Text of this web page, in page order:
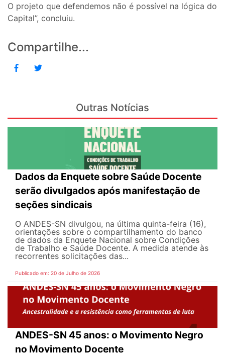
O projeto que defendemos não é possível na lógica do
Capital”, concluiu.
Compartilhe...
Outras Notícias
Dados da Enquete sobre Saúde Docente
serão divulgados após manifestação de
seções sindicais
O ANDES-SN divulgou, na última quinta-feira (16),
orientações sobre o compartilhamento do banco
de dados da Enquete Nacional sobre Condições
de Trabalho e Saúde Docente. A medida atende às
recorrentes solicitações das...
Publicado em: 20 de Julho de 2026
ANDES-SN 45 anos: o Movimento Negro
no Movimento Docente